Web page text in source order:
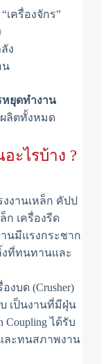
เครื่องจักร”
ง
น
หยุดทำงาน
ลิตทั้งหมด
ะไรบ้าง ?
งานเหล็ก คัปป
ก เครื่องรีด
านมีแรงกระชาก
ที่ทนทานและ
งบด (Crusher)
เป็นงานที่มีฝุ่น
ได้รับ
ละทนสภาพงาน